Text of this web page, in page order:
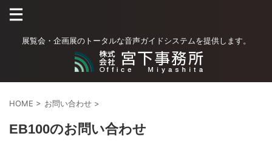
展覧会・企画展のトータルな音声ガイドシステムを提供します。
HOME > お問い合わせ >
EB100のお問い合わせ